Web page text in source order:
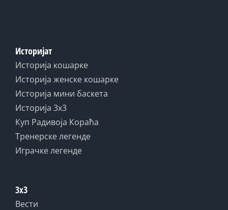
Историјат
Историја кошарке
Историја женске кошарке
Историја мини баскета
Историја 3x3
Куп Радивоја Кораћа
Тренерске легенде
Играчке легенде
3x3
Вести